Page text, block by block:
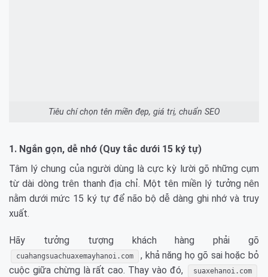
Tiêu chí chọn tên miền đẹp, giá trị, chuẩn SEO
1. Ngắn gọn, dễ nhớ (Quy tắc dưới 15 ký tự)
Tâm lý chung của người dùng là cực kỳ lười gõ những cụm
từ dài dòng trên thanh địa chỉ. Một tên miền lý tưởng nên
nằm dưới mức 15 ký tự để não bộ dễ dàng ghi nhớ và truy
xuất.
Hãy tưởng tượng khách hàng phải gõ
cuahangsuachuaxemayhanoi.com
, khả năng họ gõ sai hoặc bỏ
cuộc giữa chừng là rất cao. Thay vào đó,
suaxehanoi.com